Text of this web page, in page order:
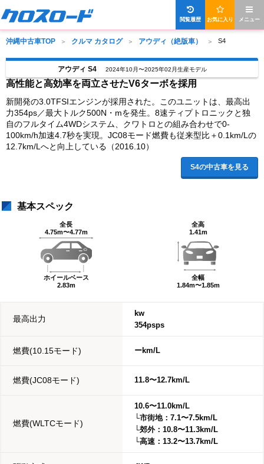
メニュー
お気に入り
閲覧履歴
沖縄中古車TOP クルマ カタログ アウディ（絶版車） S4
アウディ S4 2024年10月〜2025年02月生産モデル
高性能と高効率を両立させたV6ターボを採用
新開発の3.0TFSIエンジンが採用された。このユニットは、最高出
力354ps／最大トルク500N・mを発生。8速ティプトロニックと独
自のフルタイム4WDシステム、クワトロとの組み合わせで0-
100km/h加速4.7秒を実現。JC08モード燃費も従来型比＋0.1km/Lの
12.7km/Lへと向上している（2016.10）
S4の中古車を見る
基本スペック
全長
4.75m〜4.77m
ホイールベース
2.83m
全高
1.41m
全幅
1.84m〜1.85m
最高出力
kw
354psps
燃費(10.15モード) ーkm/L
燃費(JC08モード) 11.8〜12.7km/L
燃費(WLTCモード)
10.6〜11.0km/L
└市街地：7.1〜7.5km/L
└郊外：10.8〜11.3km/L
└高速：13.2〜13.7km/L